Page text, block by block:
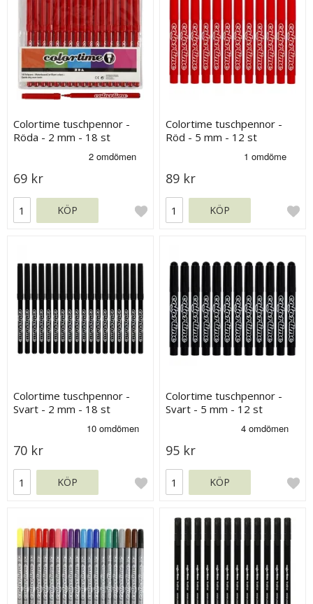
Colortime tuschpennor -
Röda - 2 mm - 18 st
69 kr
KÖP
Colortime tuschpennor -
Röd - 5 mm - 12 st
89 kr
KÖP
Colortime tuschpennor -
Svart - 2 mm - 18 st
70 kr
KÖP
Colortime tuschpennor -
Svart - 5 mm - 12 st
95 kr
KÖP